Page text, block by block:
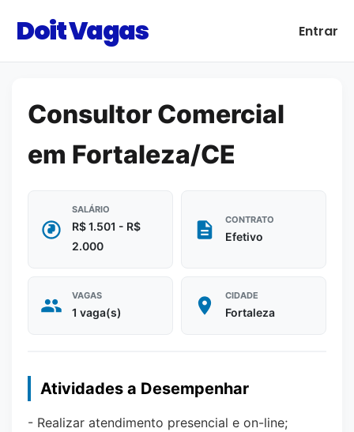
Doit Vagas Entrar
Consultor Comercial
em Fortaleza/CE
SALÁRIO
R$ 1.501 - R$
2.000
CONTRATO
Efetivo
VAGAS
1 vaga(s)
CIDADE
Fortaleza
Atividades a Desempenhar
- Realizar atendimento presencial e on-line;